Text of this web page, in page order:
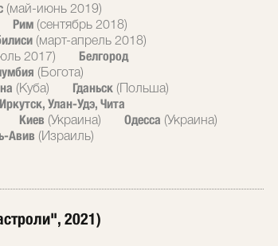
(май-июнь 2019)
Рим (сентябрь 2018)
(март-апрель 2018)
2017)
Белгород
(Богота)
(Куба) Гданьск (Польша)
Иркутск, Улан-Удэ, Чита
Киев (Украина) Одесса (Украина)
Авив (Израиль)
2021)